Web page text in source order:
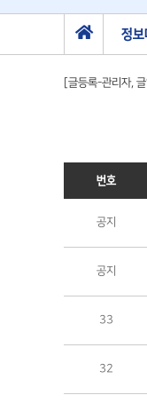
정
[글등록-관리자,
번호
공지
공지
33
32